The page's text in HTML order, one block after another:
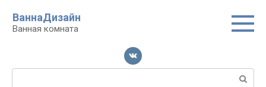
контенту
ВаннаДизайн
Ванная комната
Поиск: